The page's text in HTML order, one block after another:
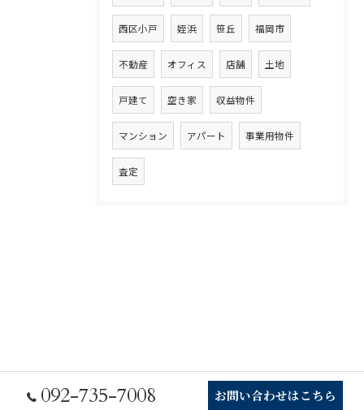
西区小戸 姪浜 笹丘 福岡市
不動産 オフィス 店舗 土地
戸建て 空き家 収益物件
マンション アパート 事業用物件
査定
092-735-7008 お問い合わせはこちら